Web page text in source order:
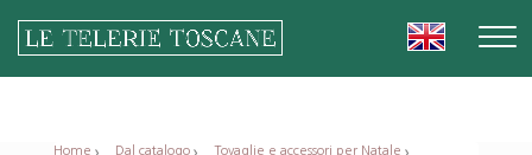
Home Dal catalogo
Tovaglie e accessori per Natale